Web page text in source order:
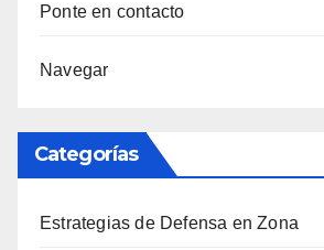
Ponte en contacto
Navegar
Categorías
Estrategias de Defensa en Zona